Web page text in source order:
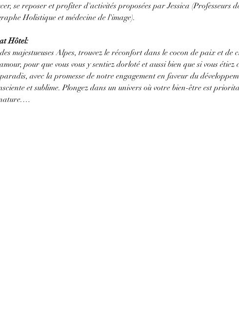
se reposer et profiter d'activités proposées par Jessica (Professeurs
Holistique et médecine de l'image).
Hôtel:
majestueuses Alpes, trouvez le réconfort dans le cocon de paix et de
pour que vous vous y sentiez dorloté et aussi bien que si vous étiez
avec la promesse de notre engagement en faveur du
et sublime. Plongez dans un univers où votre bien-être est